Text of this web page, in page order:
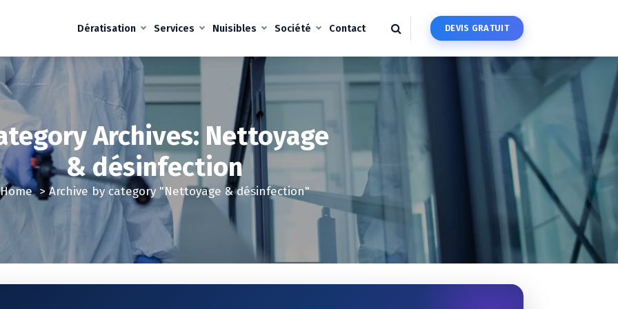
Dératisation Services Nuisibles Société Contact DEVIS GRATUIT
Archives: Nettoyage
& désinfection
Home> Archive by category "Nettoyage & désinfection"